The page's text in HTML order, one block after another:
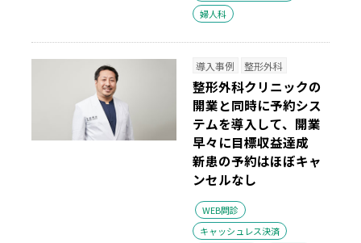
婦人科
導入事例 整形外科
整形外科クリニックの
開業と同時に予約シス
テムを導入して、開業
早々に目標収益達成
新患の予約はほぼキャ
ンセルなし
WEB問診
キャッシュレス決済